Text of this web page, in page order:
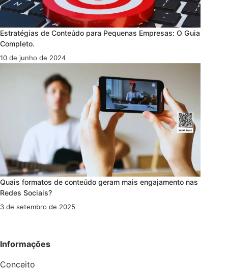
Estratégias de Conteúdo para Pequenas Empresas: O Guia
Completo.
10 de junho de 2024
Quais formatos de conteúdo geram mais engajamento nas
Redes Sociais?
3 de setembro de 2025
Informações
Conceito